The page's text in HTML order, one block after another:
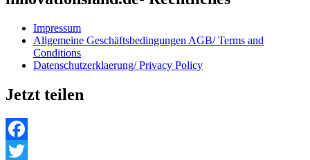
Impressum
Allgemeine Geschäftsbedingungen AGB/ Terms and
Conditions
Datenschutzerklaerung/ Privacy Policy
Jetzt teilen
Facebook